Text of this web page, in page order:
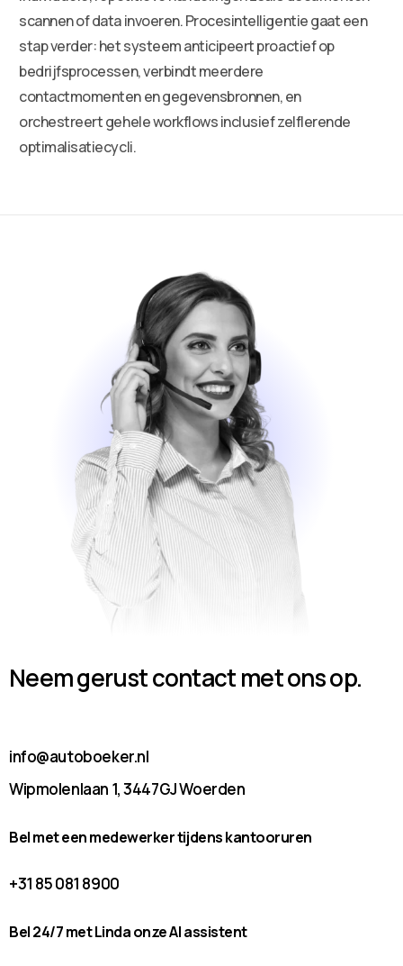
scannen of data invoeren. Procesintelligentie gaat een
stap verder: het systeem anticipeert proactief op
bedrijfsprocessen, verbindt meerdere
contactmomenten en gegevensbronnen, en
orchestreert gehele workflows inclusief zelflerende
optimalisatiecycli.
Neem gerust contact met ons op.
info@autoboeker.nl
Wipmolenlaan 1, 3447GJ Woerden
Bel met een medewerker tijdens kantooruren
+31 85 081 8900
Bel 24/7 met Linda onze AI assistent